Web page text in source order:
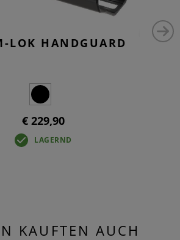
LOK HANDGUARD
€ 229,90
LAGERND
KAUFTEN AUCH